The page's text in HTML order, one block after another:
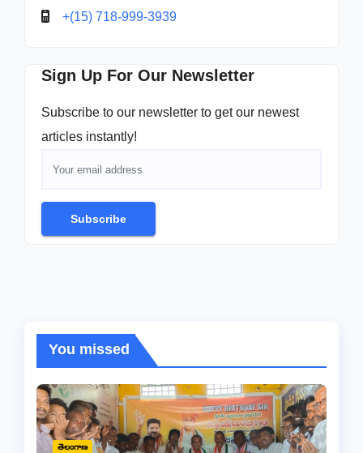
+(15) 718-999-3939
Sign Up For Our Newsletter
Subscribe to our newsletter to get our newest
articles instantly!
Subscribe
You missed
తెలంగాణ